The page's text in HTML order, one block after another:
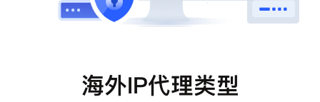
海外IP代理类型